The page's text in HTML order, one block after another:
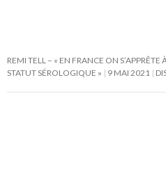
REMI TELL – « EN FRANCE ON S’APPRÊTE
STATUT SÉROLOGIQUE »
9 MAI 2021